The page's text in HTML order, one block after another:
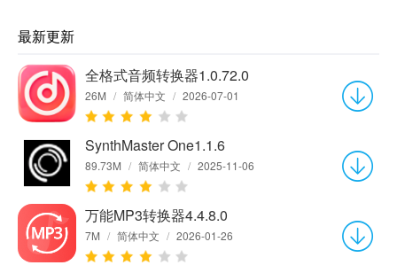
最新更新
全格式音频转换器1.0.72.0
26M / 简体中文 / 2026-07-01
SynthMaster One1.1.6
89.73M / 简体中文 / 2025-11-06
万能MP3转换器4.4.8.0
7M / 简体中文 / 2026-01-26